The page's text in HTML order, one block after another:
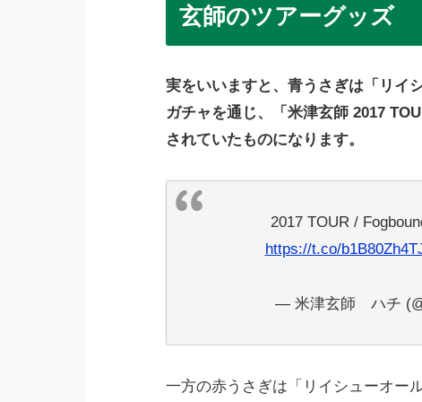
玄師のツアーグッズ
実をいいますと、青うさぎは「リイ
ガチャを通じ、「米津玄師 2017
されていたものになります。
2017 TOUR /
https://t.co/
— 米津玄師 ハチ
一方の赤うさぎは「リイシューオー